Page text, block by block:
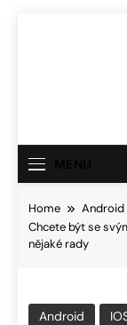
Home
Android
Chcete být se
nějaké rady
Android